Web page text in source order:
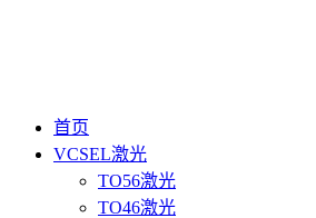
首页
VCSEL激光
TO56激光
TO46激光